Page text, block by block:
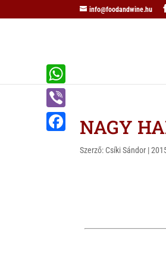
info@foodandwine.hu
NAGY
Szerző: Csíki Sándor |
W
h
a
V